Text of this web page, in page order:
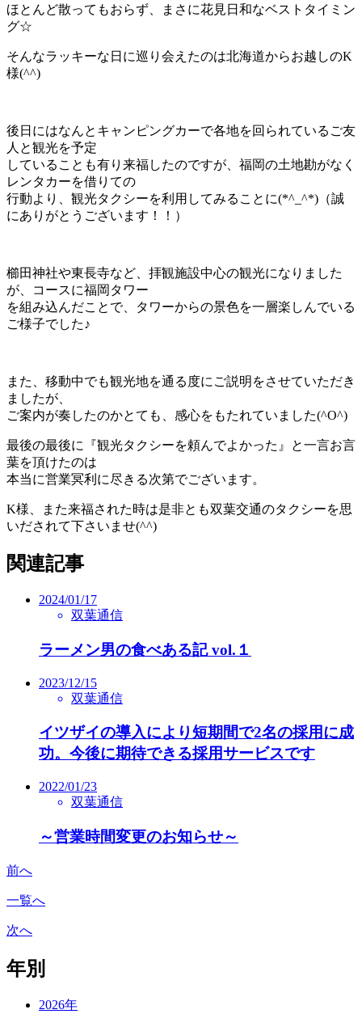
ほとんど散ってもおらず、まさに花見日和なベストタイミン
グ☆
そんなラッキーな日に巡り会えたのは北海道からお越しのK
様(^^)
後日にはなんとキャンピングカーで各地を回られているご友
人と観光を予定
していることも有り来福したのですが、福岡の土地勘がなく
レンタカーを借りての
行動より、観光タクシーを利用してみることに(*^_^*)（誠
にありがとうございます！！）
櫛田神社や東長寺など、拝観施設中心の観光になりました
が、コースに福岡タワー
を組み込んだことで、タワーからの景色を一層楽しんでいる
ご様子でした♪
また、移動中でも観光地を通る度にご説明をさせていただき
ましたが、
ご案内が奏したのかとても、感心をもたれていました(^O^)
最後の最後に『観光タクシーを頼んでよかった』と一言お言
葉を頂けたのは
本当に営業冥利に尽きる次第でございます。
K様、また来福された時は是非とも双葉交通のタクシーを思
いだされて下さいませ(^^)
関連記事
2024/01/17
双葉通信
ラーメン男の食べある記 vol.１
2023/12/15
双葉通信
イツザイの導入により短期間で2名の採用に成
功。今後に期待できる採用サービスです
2022/01/23
双葉通信
～営業時間変更のお知らせ～
前へ
一覧へ
次へ
年別
2026年